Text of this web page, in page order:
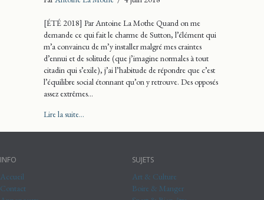
[ÉTÉ 2018] Par Antoine La Mothe Quand on me
demande ce qui fait le charme de Sutton, l’élément qui
m’a convaincu de m’y installer malgré mes craintes
d’ennui et de solitude (que j’imagine normales à tout
citadin qui s’exile), j’ai l’habitude de répondre que c’est
l’équilibre social étonnant qu’on y retrouve. Des opposés
assez extrêmes…
Lire la suite...
INFO
Accueil
Contact
SUJETS
Art & Culture
Boire & Manger